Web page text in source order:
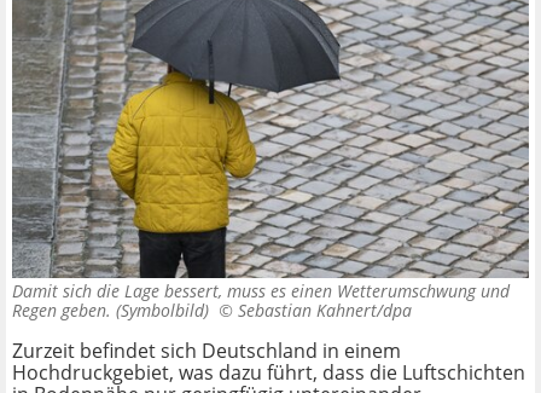
Damit sich die Lage bessert, muss es einen Wetterumschwung und
Regen geben. (Symbolbild) © Sebastian Kahnert/dpa
Zurzeit befindet sich Deutschland in einem
Hochdruckgebiet, was dazu führt, dass die Luftschichten